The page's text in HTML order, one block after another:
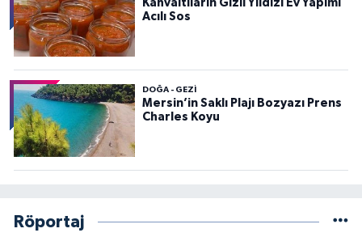
Kahvaltıların Gizli Yıldızı Ev Yapımı
Acılı Sos
DOĞA - GEZI
Mersin’in Saklı Plajı Bozyazı Prens
Charles Koyu
Röportaj